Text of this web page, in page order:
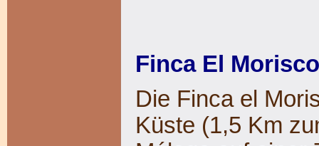
Finca El
Die Finca el
Küste (1,5 Km